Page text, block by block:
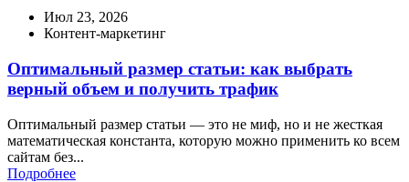
Июл 23, 2026
Контент-маркетинг
Оптимальный размер статьи: как выбрать
верный объем и получить трафик
Оптимальный размер статьи — это не миф, но и не жесткая
математическая константа, которую можно применить ко всем
сайтам без...
Подробнее